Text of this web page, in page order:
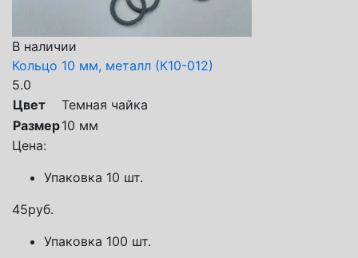
В наличии
Кольцо 10 мм, металл (К10-012)
5.0
Цвет
Темная чайка
Размер10 мм
Цена:
Упаковка 10 шт.
45руб.
Упаковка 100 шт.